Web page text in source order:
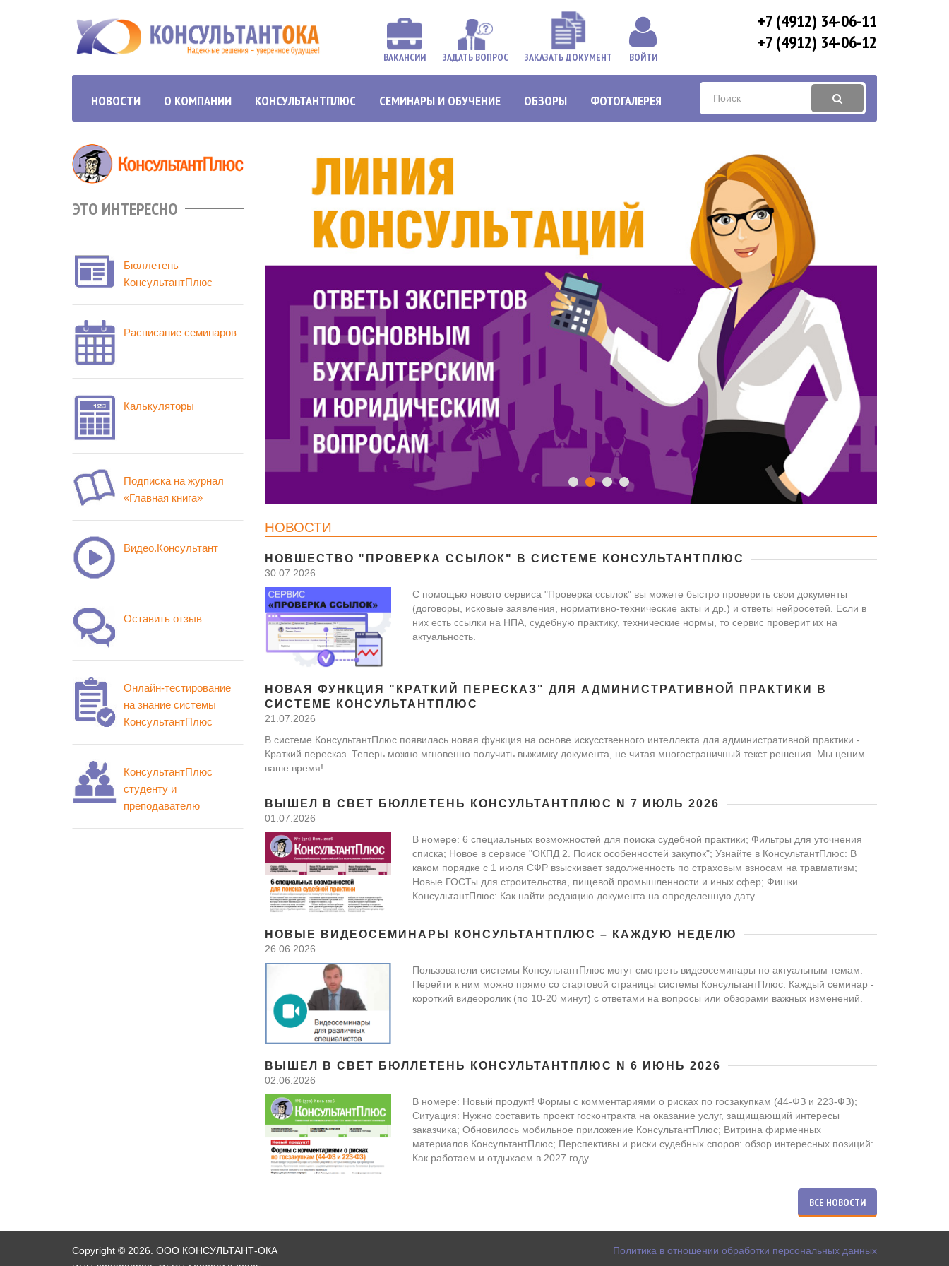
ВАКАНСИИ ЗАДАТЬ ВОПРОС ЗАКАЗАТЬ ДОКУМЕНТ ВОЙТИ
+7 (4912) 34-06-11
+7 (4912) 34-06-12
НОВОСТИ О КОМПАНИИ КОНСУЛЬТАНТПЛЮС СЕМИНАРЫ И ОБУЧЕНИЕ ОБЗОРЫ ФОТОГАЛЕРЕЯ
ЭТО ИНТЕРЕСНО
Бюллетень
КонсультантПлюс
Расписание семинаров
Калькуляторы
Подписка на журнал
«Главная книга»
Видео.Консультант
Оставить отзыв
Онлайн-тестирование
на знание системы
КонсультантПлюс
КонсультантПлюс
студенту и
преподавателю
НОВОСТИ
НОВШЕСТВО "ПРОВЕРКА ССЫЛОК" В СИСТЕМЕ КОНСУЛЬТАНТПЛЮС
30.07.2026
С помощью нового сервиса "Проверка ссылок" вы можете быстро проверить свои документы
(договоры, исковые заявления, нормативно-технические акты и др.) и ответы нейросетей. Если в
них есть ссылки на НПА, судебную практику, технические нормы, то сервис проверит их на
актуальность.
НОВАЯ ФУНКЦИЯ "КРАТКИЙ ПЕРЕСКАЗ" ДЛЯ АДМИНИСТРАТИВНОЙ ПРАКТИКИ В
СИСТЕМЕ КОНСУЛЬТАНТПЛЮС
21.07.2026
В системе КонсультантПлюс появилась новая функция на основе искусственного интеллекта для административной практики -
Краткий пересказ. Теперь можно мгновенно получить выжимку документа, не читая многостраничный текст решения. Мы ценим
ваше время!
ВЫШЕЛ В СВЕТ БЮЛЛЕТЕНЬ КОНСУЛЬТАНТПЛЮС N 7 ИЮЛЬ 2026
01.07.2026
В номере: 6 специальных возможностей для поиска судебной практики; Фильтры для уточнения
списка; Новое в сервисе "ОКПД 2. Поиск особенностей закупок"; Узнайте в КонсультантПлюс: В
каком порядке с 1 июля СФР взыскивает задолженность по страховым взносам на травматизм;
Новые ГОСТы для строительства, пищевой промышленности и иных сфер; Фишки
КонсультантПлюс: Как найти редакцию документа на определенную дату.
НОВЫЕ ВИДЕОСЕМИНАРЫ КОНСУЛЬТАНТПЛЮС – КАЖДУЮ НЕДЕЛЮ
26.06.2026
Пользователи системы КонсультантПлюс могут смотреть видеосеминары по актуальным темам.
Перейти к ним можно прямо со стартовой страницы системы КонсультантПлюс. Каждый семинар -
короткий видеоролик (по 10-20 минут) с ответами на вопросы или обзорами важных изменений.
ВЫШЕЛ В СВЕТ БЮЛЛЕТЕНЬ КОНСУЛЬТАНТПЛЮС N 6 ИЮНЬ 2026
02.06.2026
В номере: Новый продукт! Формы с комментариями о рисках по госзакупкам (44-ФЗ и 223-ФЗ);
Ситуация: Нужно составить проект госконтракта на оказание услуг, защищающий интересы
заказчика; Обновилось мобильное приложение КонсультантПлюс; Витрина фирменных
материалов КонсультантПлюс; Перспективы и риски судебных споров: обзор интересных позиций:
Как работаем и отдыхаем в 2027 году.
ВСЕ НОВОСТИ
Copyright © 2026. ООО КОНСУЛЬТАНТ-ОКА
Политика в отношении обработки персональных данных